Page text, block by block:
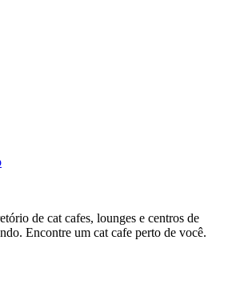
de cat cafes, lounges e centros de
Encontre um cat cafe perto de você.